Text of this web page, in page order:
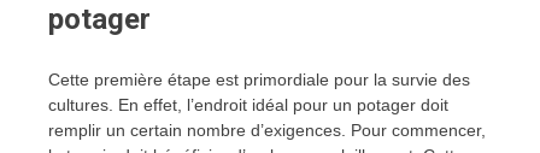
potager
Cette première étape est primordiale pour la survie des
cultures. En effet, l’endroit idéal pour un potager doit
remplir un certain nombre d’exigences. Pour commencer,